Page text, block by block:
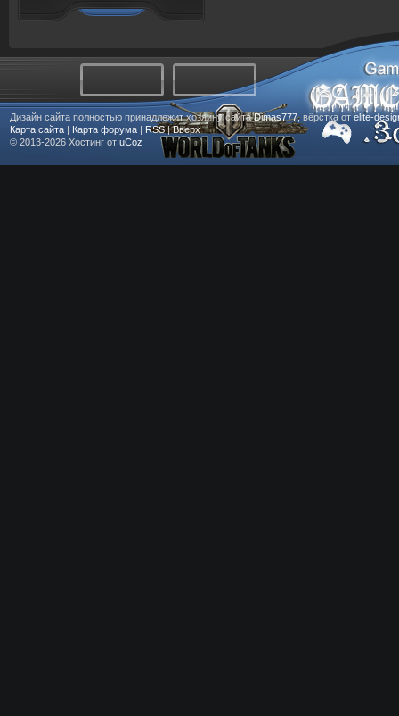
Дизайн сайта полностью принадлежит хозяину сайтаDimas777, вёрстка от elite-
Карта сайта | Карта форума | RSS|Вверх
© 2013-2026 Хостинг от uCoz